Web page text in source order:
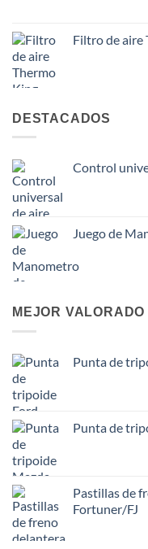
Filtro de aire
DESTACADOS
Control
Juego de
MEJOR VALORADO
Punta de
Punta de
Pastillas de
Fortuner/FJ